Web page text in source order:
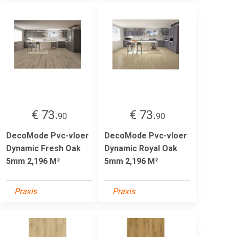
€ 73.90
DecoMode Pvc-vloer
Dynamic Fresh Oak
5mm 2,196 M²
Praxis
€ 73.90
DecoMode Pvc-vloer
Dynamic Royal Oak
5mm 2,196 M²
Praxis